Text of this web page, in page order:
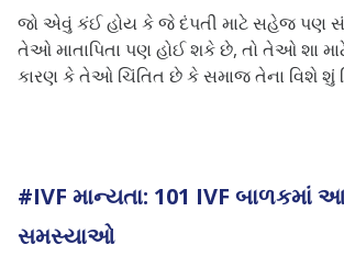
જો એવું કંઈ હોય કે જે દંપતી માટે સહેજ પણ
તેઓ માતાપિતા પણ હોઈ શકે છે, તો તેઓ શા
કારણ કે તેઓ ચિંતિત છે કે સમાજ તેના વિશે શું
#IVF માન્યતા: 101 IVF બાળકમાં
સમસ્યાઓ